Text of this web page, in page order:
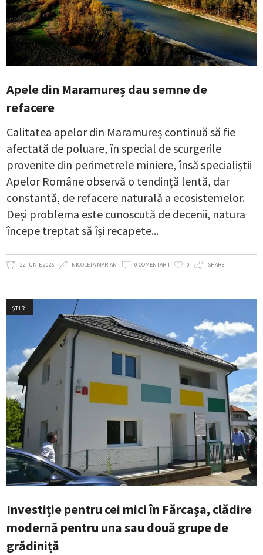
Apele din Maramureș dau semne de
refacere
Calitatea apelor din Maramureș continuă să fie
afectată de poluare, în special de scurgerile
provenite din perimetrele miniere, însă specialiștii
Apelor Române observă o tendință lentă, dar
constantă, de refacere naturală a ecosistemelor.
Deși problema este cunoscută de decenii, natura
începe treptat să își recapete
22 IUNIE 2026 NICOLETA MARIAN 0 COMENTARII 0 SHARE
ȘTIRI
Investiție pentru cei mici în Fărcașa, clădire
modernă pentru una sau două grupe de
grădiniță